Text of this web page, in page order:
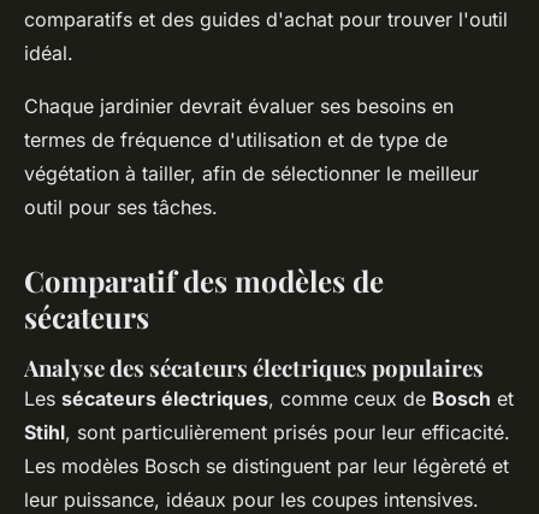
comparatifs et des guides d'achat pour trouver l'outil
idéal.
Chaque jardinier devrait évaluer ses besoins en
termes de fréquence d'utilisation et de type de
végétation à tailler, afin de sélectionner le meilleur
outil pour ses tâches.
Comparatif des modèles de
sécateurs
Analyse des sécateurs électriques populaires
Les sécateurs électriques, comme ceux de Bosch et
Stihl, sont particulièrement prisés pour leur efficacité.
Les modèles Bosch se distinguent par leur légèreté et
leur puissance, idéaux pour les coupes intensives.